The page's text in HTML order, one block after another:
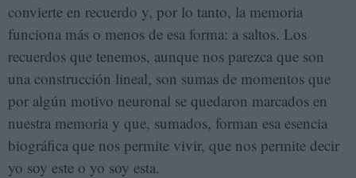
convierte en recuerdo y, por lo tanto, la memoria
funciona más o menos de esa forma: a saltos. Los
recuerdos que tenemos, aunque nos parezca que son
una construcción lineal, son sumas de momentos que
por algún motivo neuronal se quedaron marcados en
nuestra memoria y que, sumados, forman esa esencia
biográfica que nos permite vivir, que nos permite decir
yo soy este o yo soy esta.